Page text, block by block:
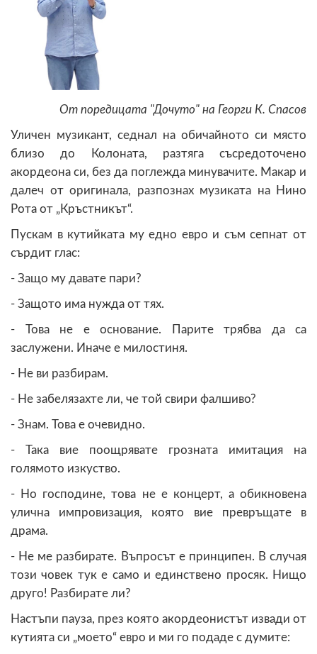
От поредицата "Дочуто" на Георги К. Спасов
Уличен музикант, седнал на обичайното си място
близо до Колоната, разтяга съсредоточено
акордеона си, без да поглежда минувачите. Макар и
далеч от оригинала, разпознах музиката на Нино
Рота от „Кръстникът“.
Пускам в кутийката му едно евро и съм сепнат от
сърдит глас:
- Защо му давате пари?
- Защото има нужда от тях.
- Това не е основание. Парите трябва да са
заслужени. Иначе е милостиня.
- Не ви разбирам.
- Не забелязахте ли, че той свири фалшиво?
- Знам. Това е очевидно.
- Така вие поощрявате грозната имитация на
голямото изкуство.
- Но господине, това не е концерт, а обикновена
улична импровизация, която вие превръщате в
драма.
- Не ме разбирате. Въпросът е принципен. В случая
този човек тук е само и единствено просяк. Нищо
друго! Разбирате ли?
Настъпи пауза, през която акордеонистът извади от
кутията си „моето“ евро и ми го подаде с думите: